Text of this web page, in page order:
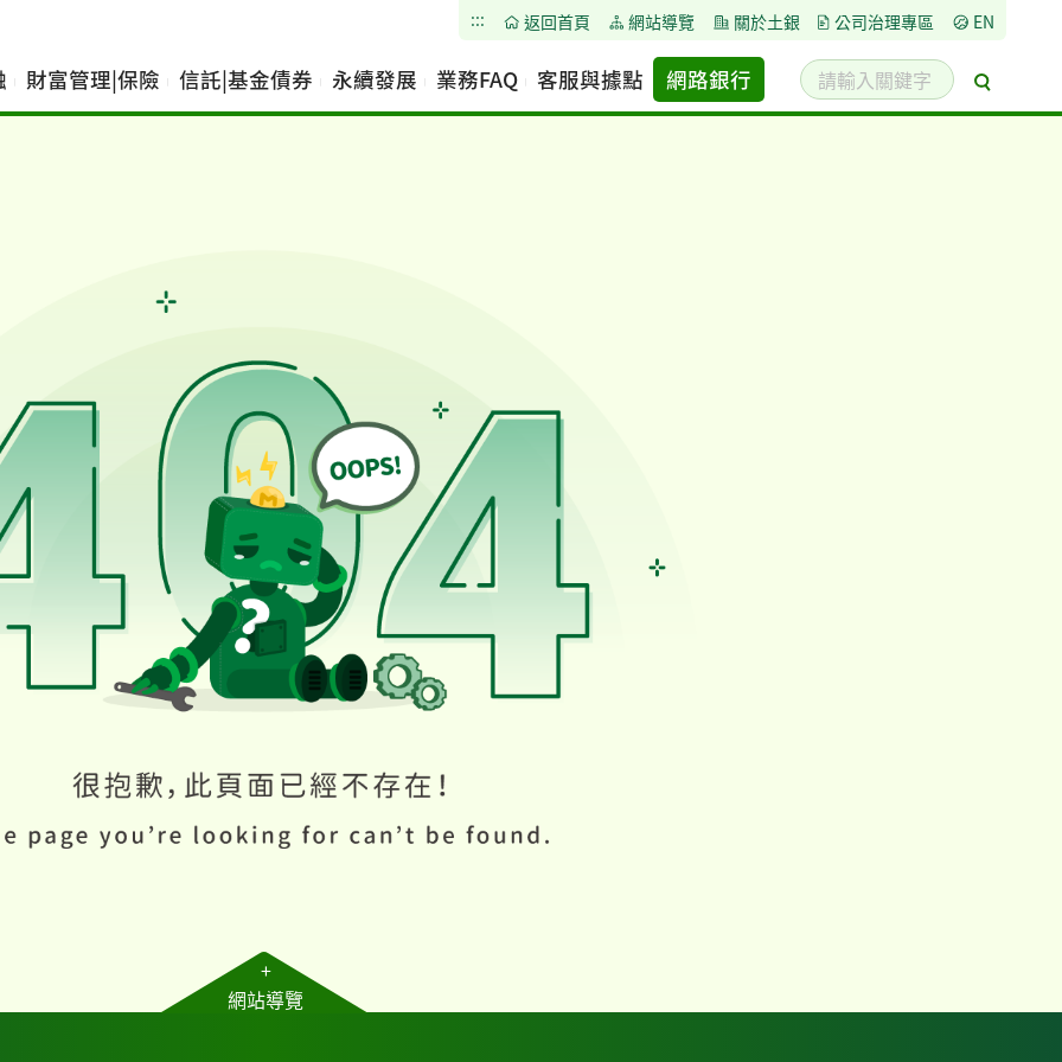
::: 返回首頁 網站導覽 關於土銀 公司治理專區 EN
財富管理|保險 信託|基金債券 永續發展 業務FAQ 客服與據點 網路銀行
請
輸
搜
尋
+
網站導覽